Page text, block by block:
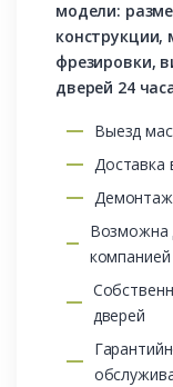
модели:
конструкции,
фрезировки,
дверей 24
Выезд
Доставка
Демонтаж
Возможна
дверей